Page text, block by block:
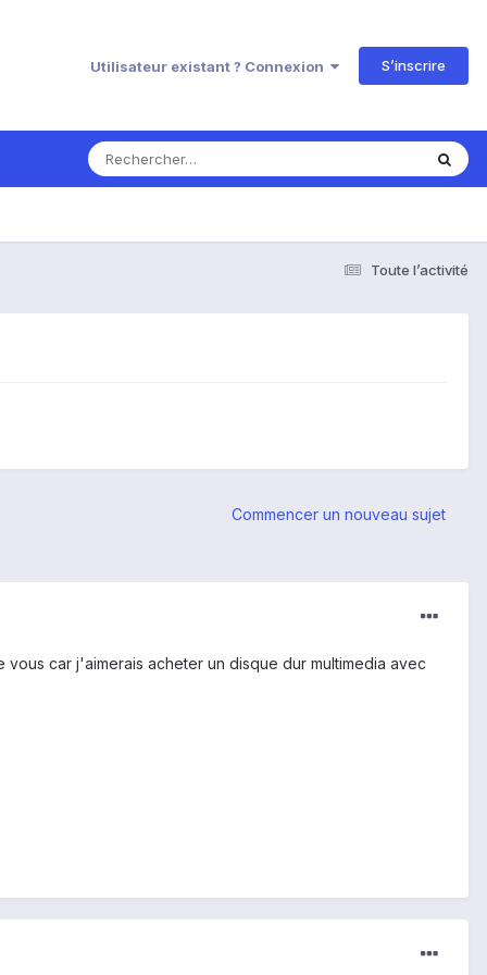
Utilisateur existant ? Connexion S’inscrire
Toute l’activité
Commencer un nouveau sujet
car j'aimerais acheter un disque dur multimedia avec